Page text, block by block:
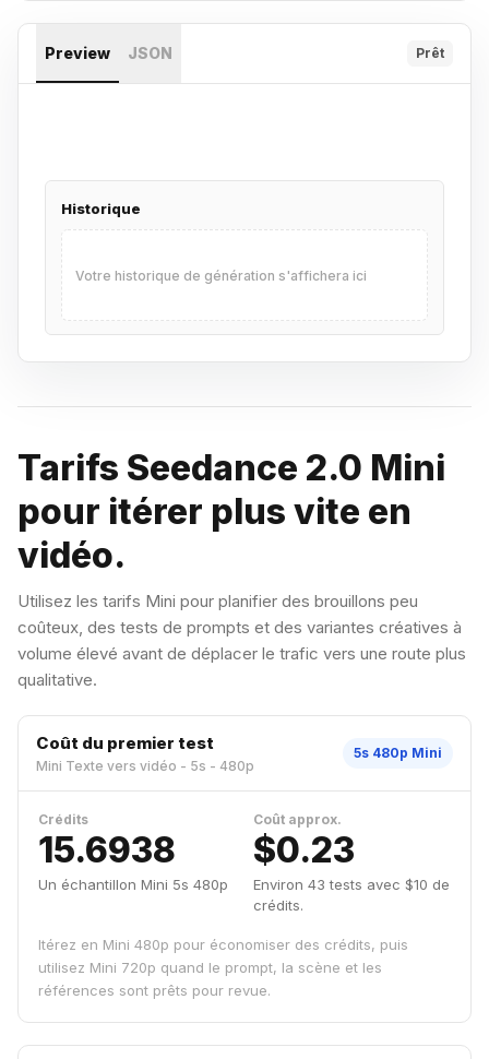
Preview JSON Prêt
Historique
Votre historique de génération s'affichera ici
Tarifs Seedance 2.0 Mini
pour itérer plus vite en
vidéo.
Utilisez les tarifs Mini pour planifier des brouillons peu
coûteux, des tests de prompts et des variantes créatives à
volume élevé avant de déplacer le trafic vers une route plus
qualitative.
Coût du premier test
Mini Texte vers vidéo - 5s - 480p
5s 480p Mini
Crédits
15.6938
Un échantillon Mini 5s 480p
Coût approx.
$0.23
Environ 43 tests avec $10 de
crédits.
Itérez en Mini 480p pour économiser des crédits, puis
utilisez Mini 720p quand le prompt, la scène et les
références sont prêts pour revue.